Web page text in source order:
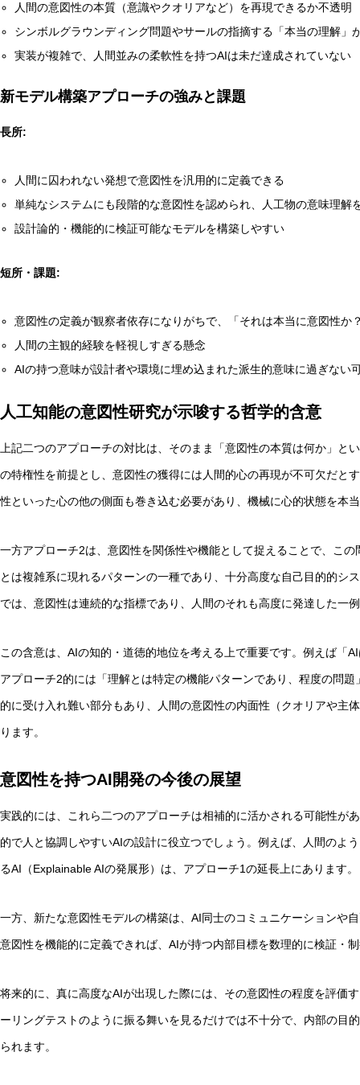
人間の意図性の本質（意識やクオリアなど）を再現できるか不透明
シンボルグラウンディング問題やサールの指摘する「本当の理解」
実装が複雑で、人間並みの柔軟性を持つAIは未だ達成されていない
新モデル構築アプローチの強みと課題
長所:
人間に囚われない発想で意図性を汎用的に定義できる
単純なシステムにも段階的な意図性を認められ、人工物の意味理解
設計論的・機能的に検証可能なモデルを構築しやすい
短所・課題:
意図性の定義が観察者依存になりがちで、「それは本当に意図性か
人間の主観的経験を軽視しすぎる懸念
AIの持つ意味が設計者や環境に埋め込まれた派生的意味に過ぎない
人工知能の意図性研究が示唆する哲学的含意
上記二つのアプローチの対比は、そのまま「意図性の本質は何か」と
の特権性を前提とし、意図性の獲得には人間的心の再現が不可欠だと
性といった心の他の側面も巻き込む必要があり、機械に心的状態を本
一方アプローチ2は、意図性を関係性や機能として捉えることで、こ
とは複雑系に現れるパターンの一種であり、十分高度な自己目的的シ
では、意図性は連続的な指標であり、人間のそれも高度に発達した一
この含意は、AIの知的・道徳的地位を考える上で重要です。例えば「
アプローチ2的には「理解とは特定の機能パターンであり、程度の問
的に受け入れ難い部分もあり、人間の意図性の内面性（クオリアや主
ります。
意図性を持つAI開発の今後の展望
実践的には、これら二つのアプローチは相補的に活かされる可能性が
的で人と協調しやすいAIの設計に役立つでしょう。例えば、人間のよ
るAI（Explainable AIの発展形）は、アプローチ1の延長上にあります。
一方、新たな意図性モデルの構築は、AI同士のコミュニケーションや
意図性を機能的に定義できれば、AIが持つ内部目標を数理的に検証・
将来的に、真に高度なAIが出現した際には、その意図性の程度を評価
ーリングテストのように振る舞いを見るだけでは不十分で、内部の目
られます。